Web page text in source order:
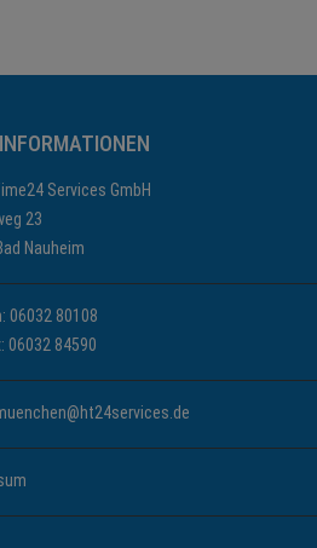
Services GmbH
23
Nauheim
06032 80108
06032 84590